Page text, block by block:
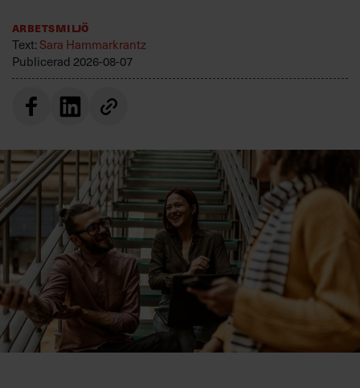
Arbetsmiljö
Text: Sara Hammarkrantz
Publicerad 2026-08-07